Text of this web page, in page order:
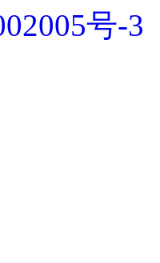
号-3